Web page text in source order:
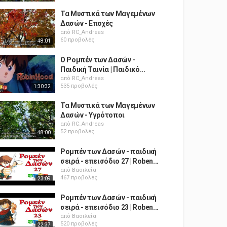
48:01
Τα Μυστικά των Μαγεμένων
Δασών - Εποχές
από RC_Andreas
60 προβολές
1:30:32
Ο Ρομπέν των Δασών -
Παιδική Ταινία | Παιδικό...
από RC_Andreas
535 προβολές
48:00
Τα Μυστικά των Μαγεμένων
Δασών - Υγρότοποι
από RC_Andreas
52 προβολές
23:09
Ρομπέν των Δασών - παιδική
σειρά - επεισόδιο 27 | Roben...
από Βασιλεία
467 προβολές
22:37
Ρομπέν των Δασών - παιδική
σειρά - επεισόδιο 23 | Roben...
από Βασιλεία
520 προβολές